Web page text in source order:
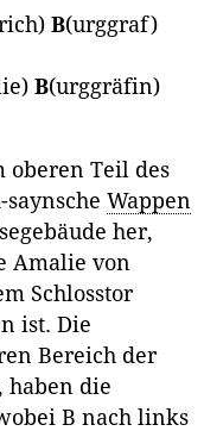
B(urggraf)
B(urggräfin)
oberen Teil des
Wappen
her,
Amalie von
Schlosstor
ist. Die
Bereich der
die
B nach links